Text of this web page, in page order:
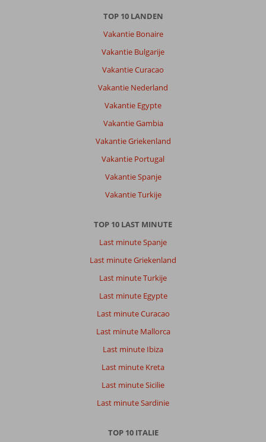
TOP 10 LANDEN
Vakantie Bonaire
Vakantie Bulgarije
Vakantie Curacao
Vakantie Nederland
Vakantie Egypte
Vakantie Gambia
Vakantie Griekenland
Vakantie Portugal
Vakantie Spanje
Vakantie Turkije
TOP 10 LAST MINUTE
Last minute Spanje
Last minute Griekenland
Last minute Turkije
Last minute Egypte
Last minute Curacao
Last minute Mallorca
Last minute Ibiza
Last minute Kreta
Last minute Sicilie
Last minute Sardinie
TOP 10 ITALIE